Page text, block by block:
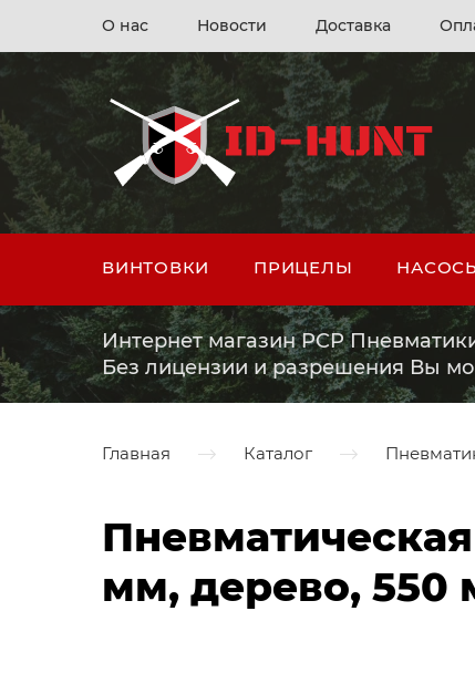
О нас Новости Доставка
ВИНТОВКИ ПРИЦЕЛЫ
Интернет магазин PCP
Без лицензии и разрешения Вы
Главная Каталог
мм, дерево, 550